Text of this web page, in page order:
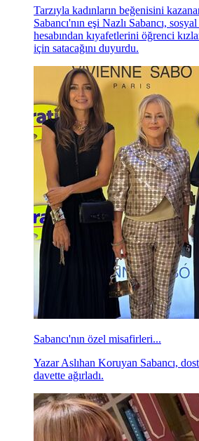
Tarzıyla kadınların beğenisini
Sabancı'nın eşi Nazlı Sabancı,
hesabından kıyafetlerini öğrenci
için satacağını duyurdu.
Sabancı'nın özel misafirleri...
Yazar Aslıhan Koruyan Sabancı,
davette ağırladı.